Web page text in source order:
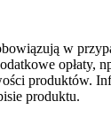
w
opłaty,
produktów.
produktu.